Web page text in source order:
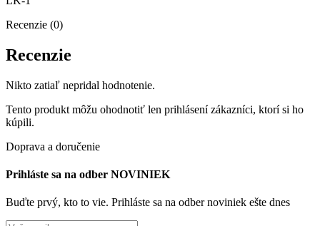
Recenzie (0)
Recenzie
Nikto zatiaľ nepridal hodnotenie.
Tento produkt môžu ohodnotiť len prihlásení zákazníci, ktorí si ho
kúpili.
Doprava a doručenie
Prihláste sa na odber NOVINIEK
Buďte prvý, kto to vie. Prihláste sa na odber noviniek ešte dnes